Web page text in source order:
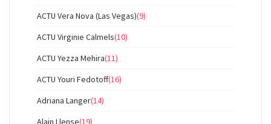
ACTU Vera Nova (Las Vegas)(9)
ACTU Virginie Calmels(10)
ACTU Yezza Mehira(11)
ACTU Youri Fedotoff(16)
Adriana Langer(14)